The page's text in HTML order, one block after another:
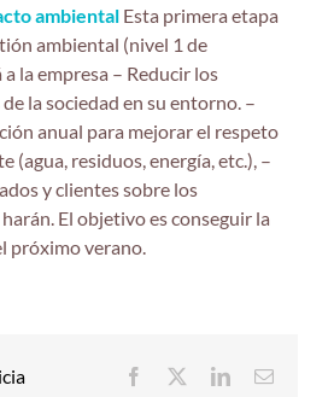
ambiental Esta primera etapa
ambiental (nivel 1 de
la empresa – Reducir los
la sociedad en su entorno. –
anual para mejorar el respeto
(agua, residuos, energía, etc.), –
y clientes sobre los
El objetivo es conseguir la
próximo verano.